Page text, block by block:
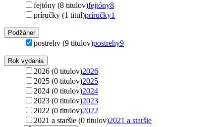
fejtóny (8 titulov)fejtóny8
príručky (1 titul)príručky1
Podžáner
postrehy (9 titulov)postrehy9
Rok vydania
2026 (0 titulov)2026
2025 (0 titulov)2025
2024 (0 titulov)2024
2023 (0 titulov)2023
2022 (0 titulov)2022
2021 a staršie (0 titulov)2021 a staršie